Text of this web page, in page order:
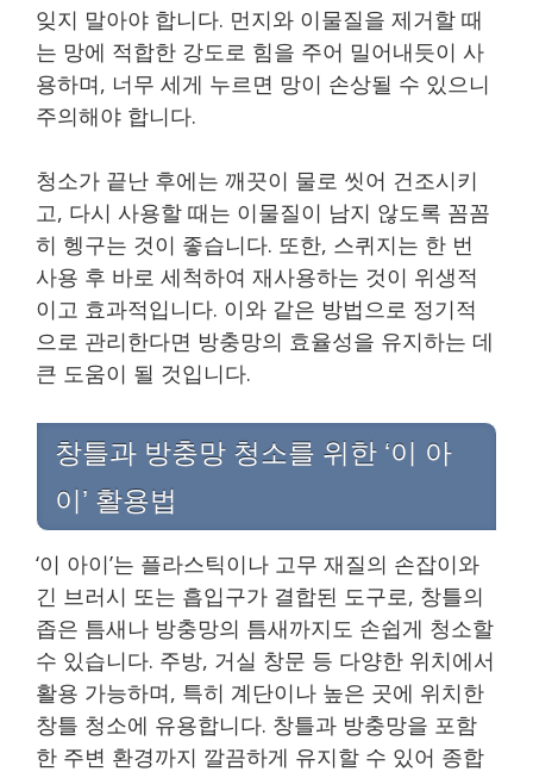
잊지 말아야 합니다. 먼지와 이물질을 제거할 때
는 망에 적합한 강도로 힘을 주어 밀어내듯이 사
용하며, 너무 세게 누르면 망이 손상될 수 있으니
주의해야 합니다.
청소가 끝난 후에는 깨끗이 물로 씻어 건조시키
고, 다시 사용할 때는 이물질이 남지 않도록 꼼꼼
히 헹구는 것이 좋습니다. 또한, 스퀴지는 한 번
사용 후 바로 세척하여 재사용하는 것이 위생적
이고 효과적입니다. 이와 같은 방법으로 정기적
으로 관리한다면 방충망의 효율성을 유지하는 데
큰 도움이 될 것입니다.
창틀과 방충망 청소를 위한 ‘이 아
이’ 활용법
‘이 아이’는 플라스틱이나 고무 재질의 손잡이와
긴 브러시 또는 흡입구가 결합된 도구로, 창틀의
좁은 틈새나 방충망의 틈새까지도 손쉽게 청소할
수 있습니다. 주방, 거실 창문 등 다양한 위치에서
활용 가능하며, 특히 계단이나 높은 곳에 위치한
창틀 청소에 유용합니다. 창틀과 방충망을 포함
한 주변 환경까지 깔끔하게 유지할 수 있어 종합